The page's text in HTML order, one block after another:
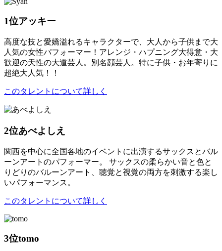
1位アッキー
高度な技と愛嬌溢れるキャラクターで、大人から子供まで大
人気の女性パフォーマー！アレンジ・ハプニング大得意・大
歓迎の天性の大道芸人。別名顔芸人。特に子供・お年寄りに
超絶大人気！！
このタレントについて詳しく
2位あべよしえ
関西を中心に全国各地のイベントに出演するサックスとバル
ーンアートのパフォーマー。 サックスの柔らかい音と色と
りどりのバルーンアート、聴覚と視覚の両方を刺激する楽し
いパフォーマンス。
このタレントについて詳しく
3位tomo